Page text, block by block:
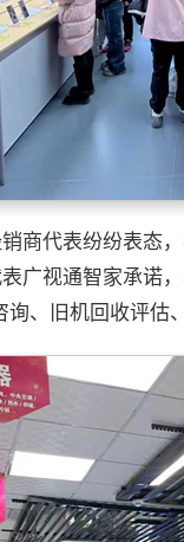
商代表纷纷表态
广视通智家承诺
、旧机回收评估